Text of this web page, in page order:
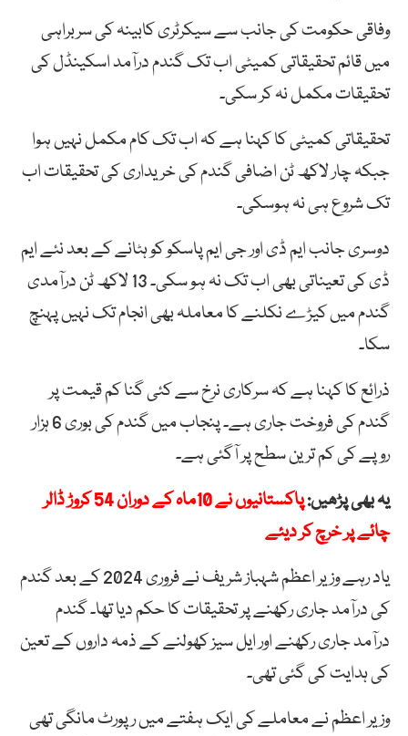
وفاقی حکومت کی جانب سے سیکرٹری کابینہ کی سربراہی
میں قائم تحقیقاتی کمیٹی اب تک گندم درآمد اسکینڈل کی
تحقیقات مکمل نہ کر سکی۔
تحقیقاتی کمیٹی کا کہنا ہے کہ اب تک کام مکمل نہیں ہوا
جبکہ چار لاکھ ٹن اضافی گندم کی خریداری کی تحقیقات اب
تک شروع ہی نہ ہوسکی۔
دوسری جانب ایم ڈی اور جی ایم پاسکو کو ہٹانے کے بعد نئے ایم
ڈی کی تعیناتی بھی اب تک نہ ہو سکی۔ 13 لاکھ ٹن درآمدی
گندم میں کیڑے نکلنے کا معاملہ بھی انجام تک نہیں پہنچ
سکا۔
ذرائع کا کہنا ہے کہ سرکاری نرخ سے کئی گنا کم قیمت پر
گندم کی فروخت جاری ہے۔ پنجاب میں گندم کی بوری 6 ہزار
روپے کی کم ترین سطح پر آگئی ہے۔
یہ بھی پڑھیں:
پاکستانیوں نے 10ماہ کے دوران 54 کروڑ ڈالر
چائے پر خرچ کر دیئے
یاد رہے وزیر اعظم شہباز شریف نے فروری 2024 کے بعد گندم
کی درآمد جاری رکھنے پر تحقیقات کا حکم دیا تھا۔ گندم
درآمد جاری رکھنے اور ایل سیز کھولنے کے ذمہ داروں کے تعین
کی ہدایت کی گئی تھی۔
وزیر اعظم نے معاملے کی ایک ہفتے میں رپورٹ مانگی تھی